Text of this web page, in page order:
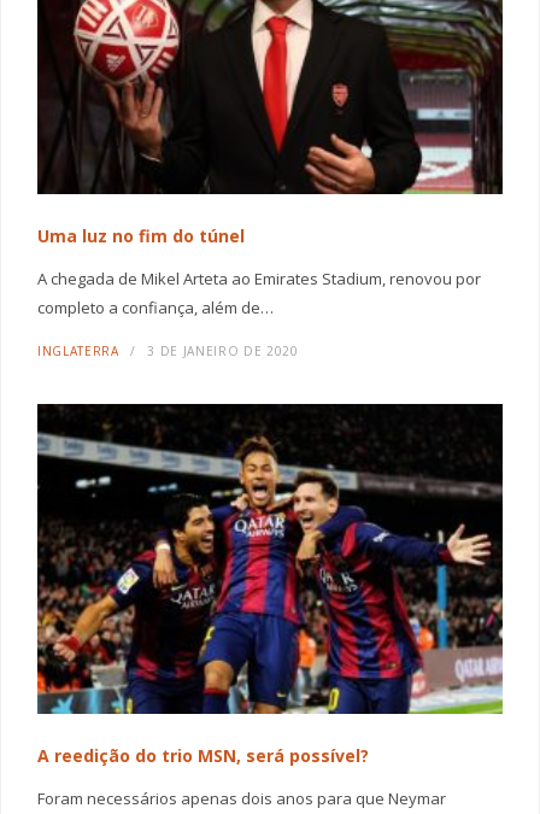
Uma luz no fim do túnel
A chegada de Mikel Arteta ao Emirates Stadium, renovou por
completo a confiança, além de…
INGLATERRA 3 DE JANEIRO DE 2020
A reedição do trio MSN, será possível?
Foram necessários apenas dois anos para que Neymar